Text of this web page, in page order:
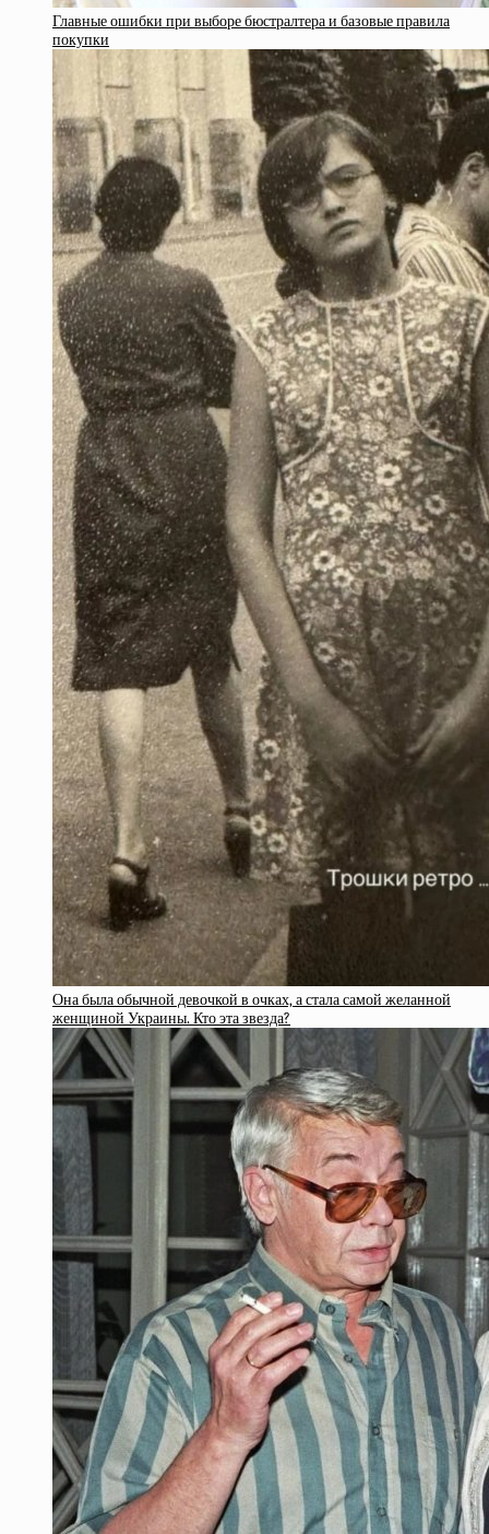
Главные ошибки при выборе бюстралтера и базовые правила
покупки
Она была обычной девочкой в очках, а стала самой желанной
женщиной Украины. Кто эта звезда?